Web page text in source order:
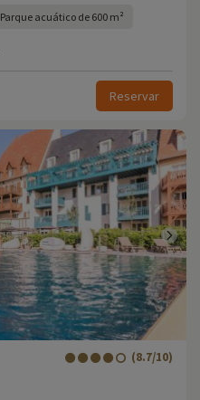
Parque acuático de 600 m²
Reservar
(8.7/10)